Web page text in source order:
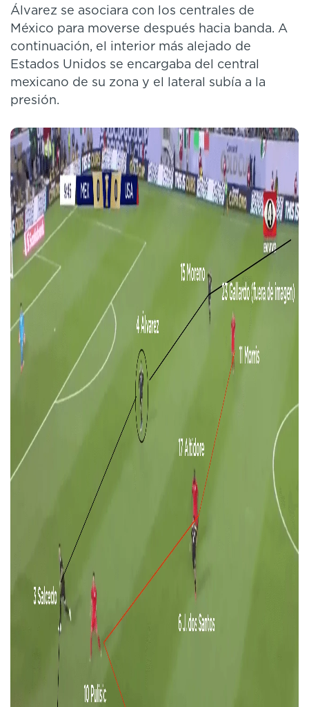
Álvarez se asociara con los centrales de
México para moverse después hacia banda. A
continuación, el interior más alejado de
Estados Unidos se encargaba del central
mexicano de su zona y el lateral subía a la
presión.